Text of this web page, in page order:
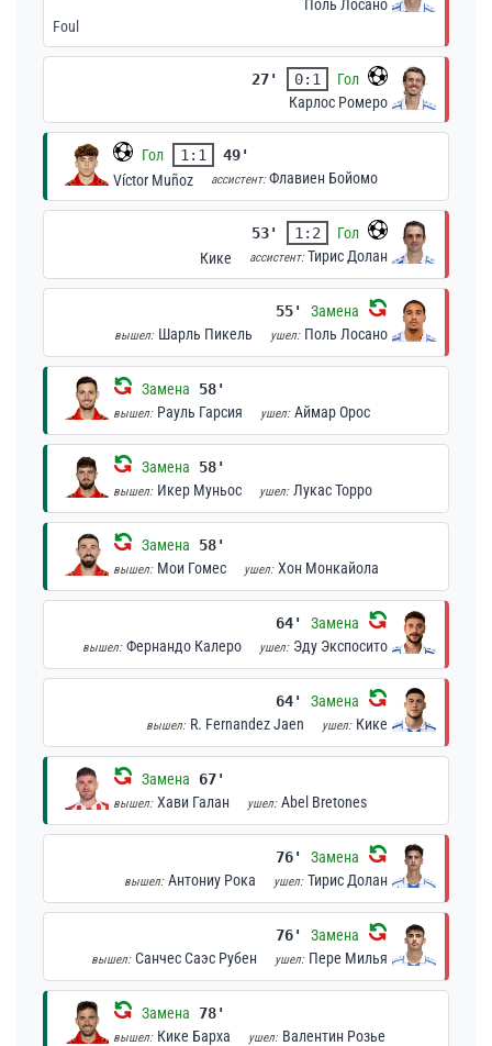
Поль Лосано
Foul
27' 0:1
Гол
Карлос Ромеро
Гол 1:1
49'
Víctor Muñoz
ассистент:Флавиен Бойомо
53' 1:2
Гол
Кике
ассистент:Тирис Долан
55' Замена
вышел: Шарль Пикель ушел: Поль Лосано
Замена 58'
вышел: Рауль Гарсия ушел: Аймар Орос
Замена 58'
вышел: Икер Муньос ушел: Лукас Торро
Замена 58'
вышел: Мои Гомес ушел: Хон Монкайола
64' Замена
вышел: Фернандо Калеро ушел: Эду Экспосито
64' Замена
вышел: R. Fernandez Jaen ушел: Кике
Замена 67'
вышел: Хави Галан ушел: Abel Bretones
76' Замена
вышел: Антониу Рока ушел: Тирис Долан
76' Замена
вышел: Санчес Саэс Рубен ушел: Пере Милья
Замена 78'
вышел: Кике Барха ушел: Валентин Розье